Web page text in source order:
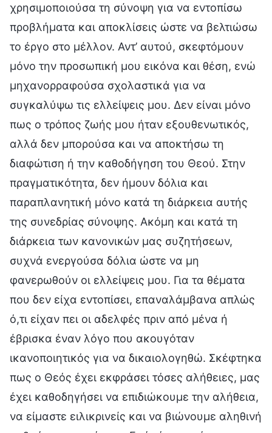
χρησιμοποιούσα τη σύνοψη για να εντοπίσω
προβλήματα και αποκλίσεις ώστε να βελτιώσω
το έργο στο μέλλον. Αντ’ αυτού, σκεφτόμουν
μόνο την προσωπική μου εικόνα και θέση, ενώ
μηχανορραφούσα σχολαστικά για να
συγκαλύψω τις ελλείψεις μου. Δεν είναι μόνο
πως ο τρόπος ζωής μου ήταν εξουθενωτικός,
αλλά δεν μπορούσα και να αποκτήσω τη
διαφώτιση ή την καθοδήγηση του Θεού. Στην
πραγματικότητα, δεν ήμουν δόλια και
παραπλανητική μόνο κατά τη διάρκεια αυτής
της συνεδρίας σύνοψης. Ακόμη και κατά τη
διάρκεια των κανονικών μας συζητήσεων,
συχνά ενεργούσα δόλια ώστε να μη
φανερωθούν οι ελλείψεις μου. Για τα θέματα
που δεν είχα εντοπίσει, επαναλάμβανα απλώς
ό,τι είχαν πει οι αδελφές πριν από μένα ή
έβρισκα έναν λόγο που ακουγόταν
ικανοποιητικός για να δικαιολογηθώ. Σκέφτηκα
πως ο Θεός έχει εκφράσει τόσες αλήθειες, μας
έχει καθοδηγήσει να επιδιώκουμε την αλήθεια,
να είμαστε ειλικρινείς και να βιώνουμε αληθινή